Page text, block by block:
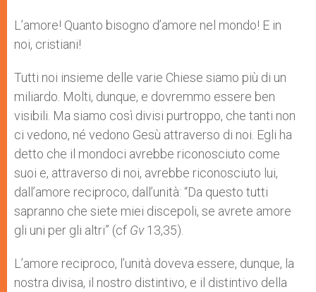
L’amore! Quanto bisogno d’amore nel mondo! E in
noi, cristiani!
Tutti noi insieme delle varie Chiese siamo più di un
miliardo. Molti, dunque, e dovremmo essere ben
visibili. Ma siamo così divisi purtroppo, che tanti non
ci vedono, né vedono Gesù attraverso di noi. Egli ha
detto che il mondoci avrebbe riconosciuto come
suoi e, attraverso di noi, avrebbe riconosciuto lui,
dall’amore reciproco, dall’unità: “Da questo tutti
sapranno che siete miei discepoli, se avrete amore
gli uni per gli altri” (cf Gv13,35).
L’amore reciproco, l’unità doveva essere, dunque, la
nostra divisa, il nostro distintivo, e il distintivo della